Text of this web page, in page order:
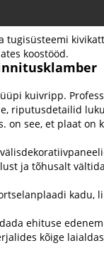
tugisüsteemi
koostööd.
kuivripp.
riputusdetailid
see, et plaat on
ja tõhusalt
kadu,
ehituse
kõige